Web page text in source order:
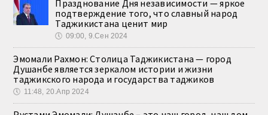
Празднование Дня независимости — яркое
подтверждение того, что славный народ
Таджикистана ценит мир
🕔 09:00, 9.Сен 2024
Эмомали Рахмон: Столица Таджикистана — город
Душанбе является зеркалом истории и жизни
таджикского народа и государства таджиков
🕔 11:48, 20.Апр 2024